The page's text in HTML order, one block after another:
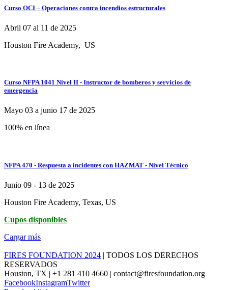
Curso OCI – Operaciones contra incendios estructurales
Abril 07 al 11 de 2025
Houston Fire Academy, US
Curso NFPA 1041 Nivel II - Instructor de bomberos y servicios de
emergencia
Mayo 03 a junio 17 de 2025
100% en línea
NFPA 470 - Respuesta a incidentes con HAZMAT - Nivel Técnico
Junio 09 - 13 de 2025
Houston Fire Academy, Texas, US
Cupos disponibles
Cargar más
FIRES FOUNDATION 2024 | TODOS LOS DERECHOS
RESERVADOS
Houston, TX | +1 281 410 4660 | contact@firesfoundation.org
FacebookInstagramTwitter